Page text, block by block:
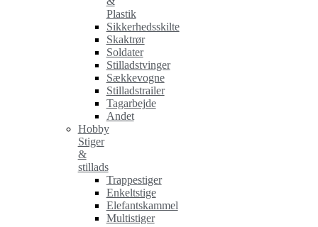
Plastik
Sikkerhedsskilte
Skaktrør
Soldater
Stilladstvinger
Sækkevogne
Stilladstrailer
Tagarbejde
Andet
Hobby
Stiger
&
stillads
Trappestiger
Enkeltstige
Elefantskammel
Multistiger